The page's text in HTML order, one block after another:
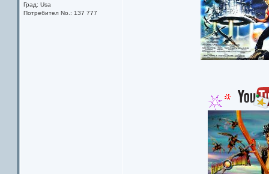
Град: Usa
Потребител No.: 137 777